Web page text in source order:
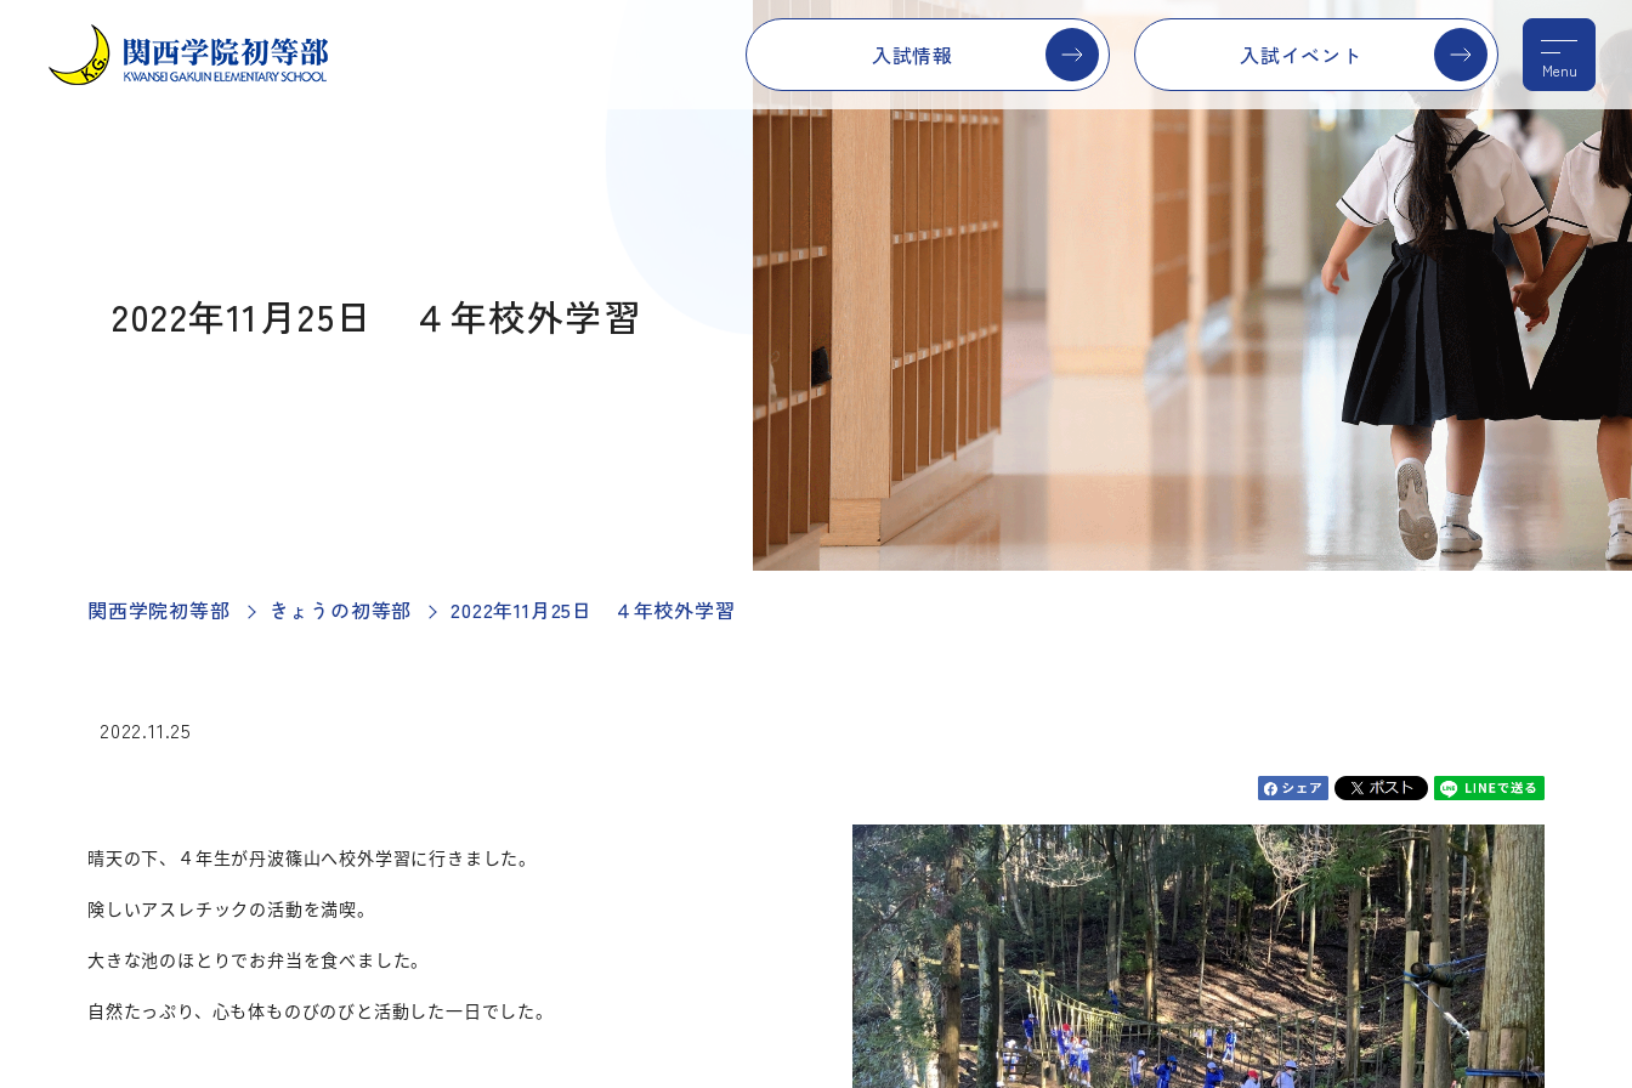
入試情報 入試イベント
Menu
2022年11月25日 ４年校外学習
関西学院初等部 きょうの初等部 2022年11月25日 ４年校外学習
2022.11.25
晴天の下、４年生が丹波篠山へ校外学習に行きました。
険しいアスレチックの活動を満喫。
大きな池のほとりでお弁当を食べました。
自然たっぷり、心も体ものびのびと活動した一日でした。